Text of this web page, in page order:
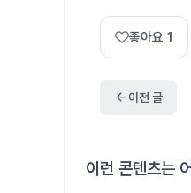
좋아요 1
arrow_back이전 글
이런 콘텐츠는